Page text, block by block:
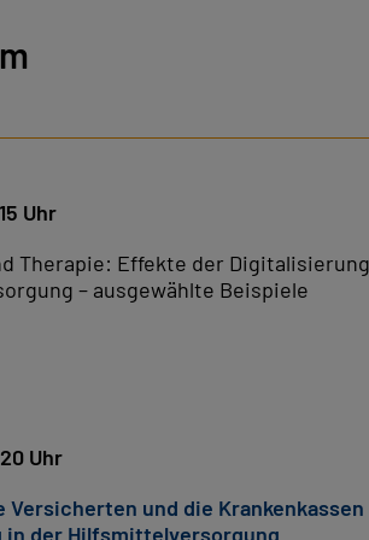
Uhr
Therapie: Effekte der
– ausgewählte Beispiele
Uhr
Versicherten und die
in der Hilfsmittelversorgung